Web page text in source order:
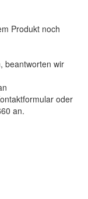
Produkt noch
beantworten wir
oder
an.